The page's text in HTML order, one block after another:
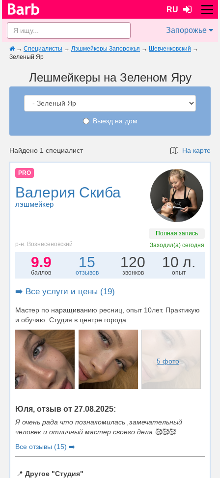
RU
Запорожье
→ Специалисты → Лэшмейкеры Запорожья → Шевченковский →
Зеленый Яр
Лешмейкеры на Зеленом Яру
Выезд на дом
Найдено 1 специалист На карте
PRO
Валерия Скиба
лэшмейкер
Полная запись
р-н. Вознесеновский
Заходил(а) сегодня
9.9
баллов
15
отзывов
120
звонков
10 л.
опыт
➡️ Все услуги и цены (19)
Мастер по наращиванию ресниц, опыт 10лет. Практикую
и обучаю. Студия в центре города.
5 фото
Юля, отзыв от 27.08.2025:
Я очень рада что познакомилась ,замечательный
человек и отличный мастер своего дела 🥰🥰🥰
Все отзывы (15) ➡️
📍 Другое "Студия"